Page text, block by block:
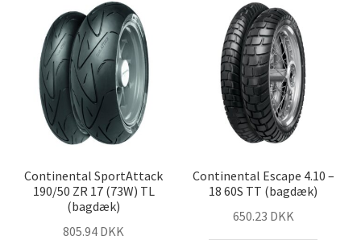
Continental SportAttack
190/50 ZR 17 (73W) TL
(bagdæk)
805.94 DKK
Continental Escape 4.10 –
18 60S TT (bagdæk)
650.23 DKK